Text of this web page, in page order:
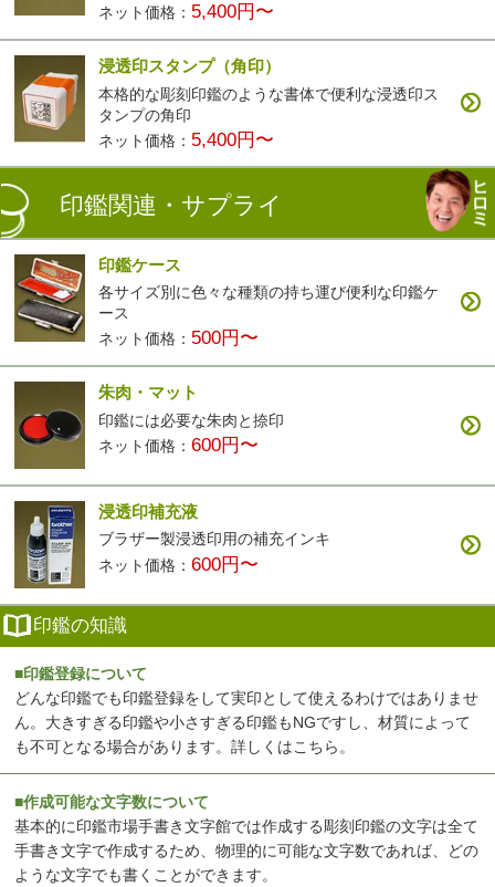
ネット価格： 5,400円〜
浸透印スタンプ（角印）
本格的な彫刻印鑑のような書体で便利な浸透印ス
タンプの角印
ネット価格： 5,400円〜
印鑑関連・サプライ
印鑑ケース
各サイズ別に色々な種類の持ち運び便利な印鑑ケ
ース
ネット価格： 500円〜
朱肉・マット
印鑑には必要な朱肉と捺印
ネット価格：600円〜
浸透印補充液
ブラザー製浸透印用の補充インキ
ネット価格：600円〜
印鑑の知識
■印鑑登録について
どんな印鑑でも印鑑登録をして実印として使えるわけではありませ
ん。大きすぎる印鑑や小さすぎる印鑑もNGですし、材質によって
も不可となる場合があります。詳しくはこちら 。
■作成可能な文字数について
基本的に印鑑市場手書き文字館では作成する彫刻印鑑の文字は全て
手書き文字で作成するため、物理的に可能な文字数であれば、どの
ような文字でも書くことができます。